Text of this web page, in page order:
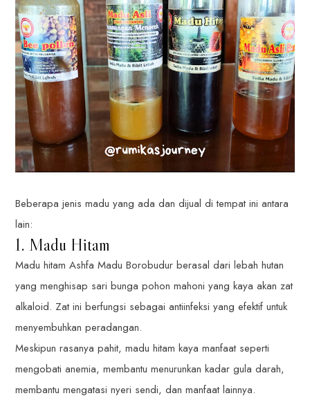
Beberapa jenis madu yang ada dan dijual di tempat ini antara
lain:
1. Madu Hitam
Madu hitam Ashfa Madu Borobudur berasal dari lebah hutan
yang menghisap sari bunga pohon mahoni yang kaya akan zat
alkaloid. Zat ini berfungsi sebagai antiinfeksi yang efektif untuk
menyembuhkan peradangan.
Meskipun rasanya pahit, madu hitam kaya manfaat seperti
mengobati anemia, membantu menurunkan kadar gula darah,
membantu mengatasi nyeri sendi, dan manfaat lainnya.